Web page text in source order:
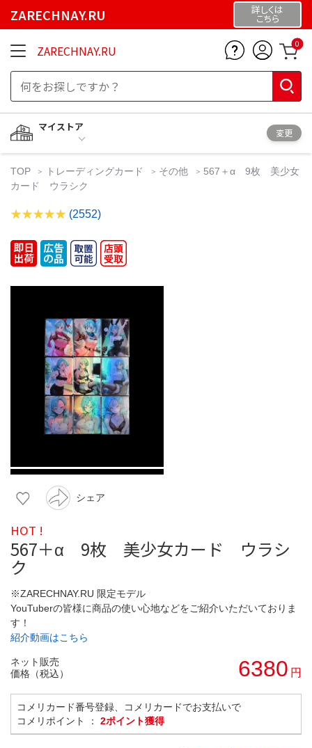
ZARECHNAY.RU 詳しくは
こちら
ZARECHNAY.RU 0
マイストア
変更
TOP トレーディングカード その他
567＋α 9枚 美少女
カード ウラシク
(2552)
シェア
HOT !
567＋α 9枚 美少女カード ウラシ
ク
※ZARECHNAY.RU 限定モデル
YouTuberの皆様に商品の使い心地などをご紹介いただいておりま
す！
紹介動画はこちら
ネット販売
価格（税込）
6380 円
コメリカード番号登録、コメリカードでお支払いで
コメリポイント ： 2ポイント獲得